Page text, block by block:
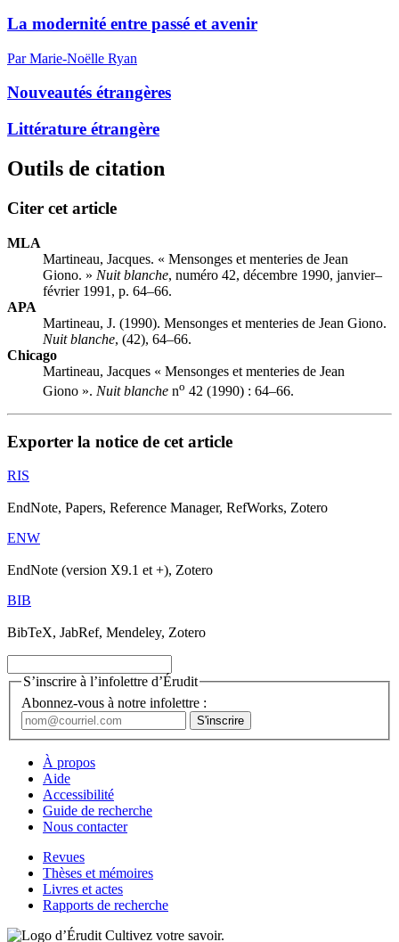
La modernité entre passé et avenir
Par Marie-Noëlle Ryan
Nouveautés étrangères
Littérature étrangère
Outils de citation
Citer cet article
MLA
Martineau, Jacques. « Mensonges et menteries de Jean
Giono. » Nuit blanche, numéro 42, décembre 1990, janvier–
février 1991, p. 64–66.
APA
Martineau, J. (1990). Mensonges et menteries de Jean Giono.
Nuit blanche, (42), 64–66.
Chicago
Martineau, Jacques « Mensonges et menteries de Jean
Giono ». Nuit blanche no 42 (1990) : 64–66.
Exporter la notice de cet article
RIS
EndNote, Papers, Reference Manager, RefWorks, Zotero
ENW
EndNote (version X9.1 et +), Zotero
BIB
BibTeX, JabRef, Mendeley, Zotero
S’inscrire à l’infolettre d’Érudit
Abonnez-vous à notre infolettre :
À propos
Aide
Accessibilité
Guide de recherche
Nous contacter
Revues
Thèses et mémoires
Livres et actes
Rapports de recherche
Cultivez votre savoir.